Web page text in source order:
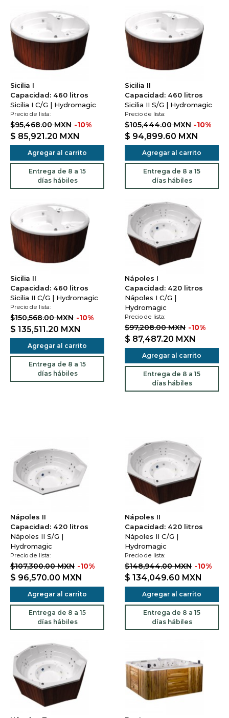
Sicilia I
Capacidad: 460 litros
Sicilia I C/G | Hydromagic
Precio de lista:
$95,468.00 MXN -10%
$ 85,921.20 MXN
Agregar al carrito
Entrega de 8 a 15
días hábiles
Sicilia II
Capacidad: 460 litros
Sicilia II S/G | Hydromagic
Precio de lista:
$105,444.00 MXN -10%
$ 94,899.60 MXN
Agregar al carrito
Entrega de 8 a 15
días hábiles
Sicilia II
Capacidad: 460 litros
Sicilia II C/G | Hydromagic
Precio de lista:
$150,568.00 MXN -10%
$ 135,511.20 MXN
Agregar al carrito
Entrega de 8 a 15
días hábiles
Nápoles I
Capacidad: 420 litros
Nápoles I C/G |
Hydromagic
Precio de lista:
$97,208.00 MXN -10%
$ 87,487.20 MXN
Agregar al carrito
Entrega de 8 a 15
días hábiles
Nápoles II
Capacidad: 420 litros
Nápoles II S/G |
Hydromagic
Precio de lista:
$107,300.00 MXN -10%
$ 96,570.00 MXN
Agregar al carrito
Entrega de 8 a 15
días hábiles
Nápoles II
Capacidad: 420 litros
Nápoles II C/G |
Hydromagic
Precio de lista:
$148,944.00 MXN -10%
$ 134,049.60 MXN
Agregar al carrito
Entrega de 8 a 15
días hábiles